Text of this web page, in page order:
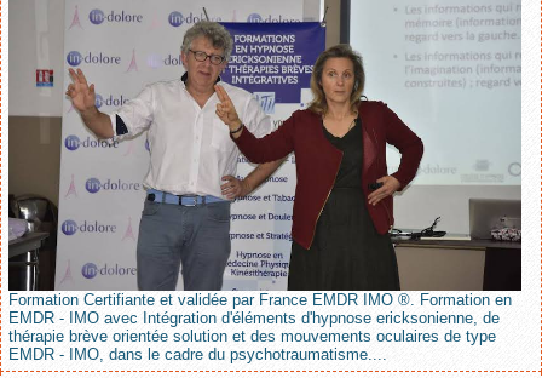
Formation Certifiante et validée par France EMDR IMO ®. Formation en
EMDR - IMO avec Intégration d'éléments d'hypnose ericksonienne, de
thérapie brève orientée solution et des mouvements oculaires de type
EMDR - IMO, dans le cadre du psychotraumatisme....